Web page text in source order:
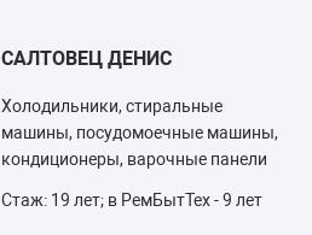
САЛТОВЕЦ ДЕНИС
Холодильники, стиральные
машины, посудомоечные машины,
кондиционеры, варочные панели
Стаж: 19 лет; в РемБытТех - 9 лет